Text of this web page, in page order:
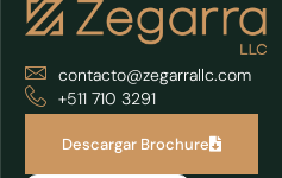
contacto@zegarrallc.com
+511 710 3291
Descargar Brochure